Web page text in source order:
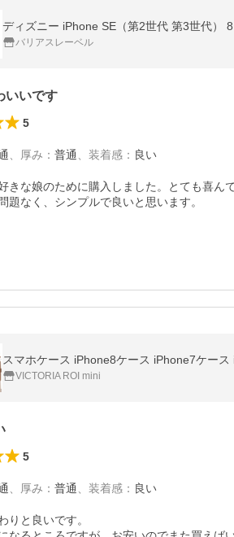
バリアスレーベル
いいです
5
厚み ： 普通 装着感 ： 良い
きな娘のために購入しました。とても喜んで
題なく、シンプルで良いと思います。
スマホケース iPhone8ケース iPhone7ケー
VICTORIA ROI mini
5
厚み ： 普通 装着感 ： 良い
りと良いです。